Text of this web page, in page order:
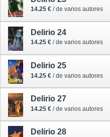
14.25 € / de varios autores
Delirio 24
14.25 € / de varios autores
Delirio 25
14.25 € / de varios autores
Delirio 27
14.25 € / de varios autores
Delirio 28